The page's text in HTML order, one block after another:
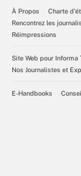
À Propos
Charte
Rencontrez les
Réimpressions
Site Web pour Informa
Nos Journalistes et
E-Handbooks